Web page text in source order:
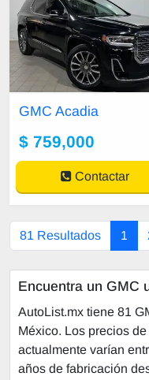
GMC Acadia
$ 759,000
Contactar
81 Resultados 1
Encuentra un GMC
AutoList.mx tiene 81
México. Los precios
actualmente varían
años de fabricación